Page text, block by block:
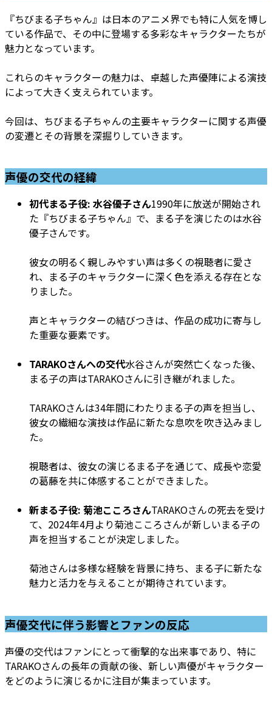
『ちびまる子ちゃん』は日本のアニメ界でも特に人気を博し
ている作品で、その中に登場する多彩なキャラクターたちが
魅力となっています。
これらのキャラクターの魅力は、卓越した声優陣による演技
によって大きく支えられています。
今回は、ちびまる子ちゃんの主要キャラクターに関する声優
の変遷とその背景を深掘りしていきます。
声優の交代の経緯
初代まる子役: 水谷優子さん1990年に放送が開始され
た『ちびまる子ちゃん』で、まる子を演じたのは水谷
優子さんです。
彼女の明るく親しみやすい声は多くの視聴者に愛さ
れ、まる子のキャラクターに深く色を添える存在とな
りました。
声とキャラクターの結びつきは、作品の成功に寄与し
た重要な要素です。
TARAKOさんへの交代水谷さんが突然亡くなった後、
まる子の声はTARAKOさんに引き継がれました。
TARAKOさんは34年間にわたりまる子の声を担当し、
彼女の繊細な演技は作品に新たな息吹を吹き込みまし
た。
視聴者は、彼女の演じるまる子を通じて、成長や恋愛
の葛藤を共に体感することができました。
新まる子役: 菊池こころさんTARAKOさんの死去を受け
て、2024年4月より菊池こころさんが新しいまる子の
声を担当することが決定しました。
菊池さんは多様な経験を背景に持ち、まる子に新たな
魅力と活力を与えることが期待されています。
声優交代に伴う影響とファンの反応
声優の交代はファンにとって衝撃的な出来事であり、特に
TARAKOさんの長年の貢献の後、新しい声優がキャラクター
をどのように演じるかに注目が集まっています。